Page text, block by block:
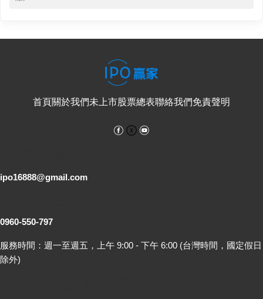
首頁關於我們未上市股票總表聯絡我們免責聲明
Facebook
ipo16888@gmail.com
0960-550-797
服務時間：週一至週五，上午 9:00 - 下午 6:00 (台灣時間，國定假日
除外)